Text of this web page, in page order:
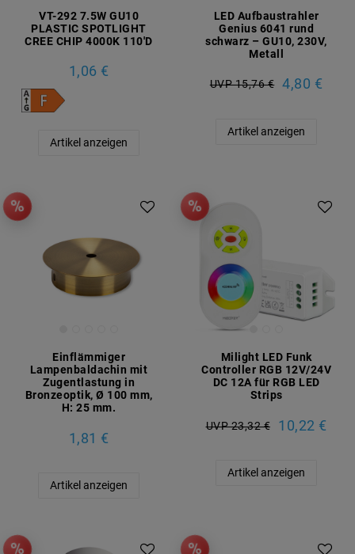
VT-292 7.5W GU10
PLASTIC SPOTLIGHT
CREE CHIP 4000K 110'D
1,06 €
Artikel anzeigen
LED Aufbaustrahler
Genius 6041 rund
schwarz – GU10, 230V,
Metall
UVP 15,76 € 4,80 €
Artikel anzeigen
Einflämmiger
Lampenbaldachin mit
Zugentlastung in
Bronzeoptik, Ø 100 mm,
H: 25 mm.
1,81 €
Artikel anzeigen
Milight LED Funk
Controller RGB 12V/24V
DC 12A für RGB LED
Strips
UVP 23,32 € 10,22 €
Artikel anzeigen